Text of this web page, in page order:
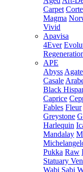
Carpet
Magma
Vivid
Apavisa
4Ever
APE
Abyss Agate
Casale
Black
Caprice
Fables Fleur
Greystone
Harlequin
Mandalay
Pukka Raw
Statuary
Wabi Sabi